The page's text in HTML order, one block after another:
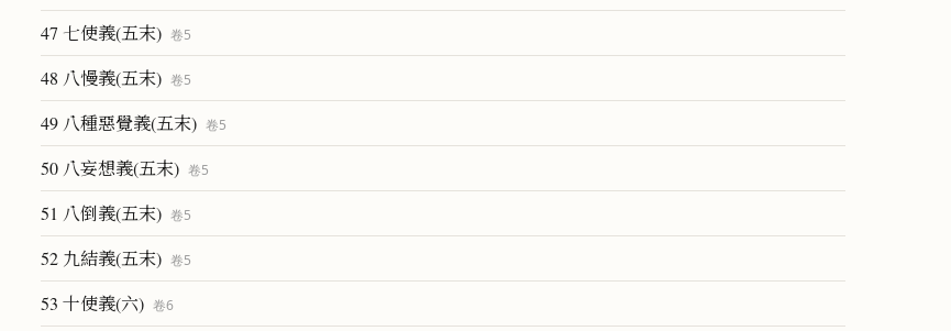
47 七使義(五末) 卷5
48 八慢義(五末) 卷5
49 八種惡覺義(五末) 卷5
50 八妄想義(五末) 卷5
51 八倒義(五末) 卷5
52 九結義(五末) 卷5
53 十使義(六) 卷6